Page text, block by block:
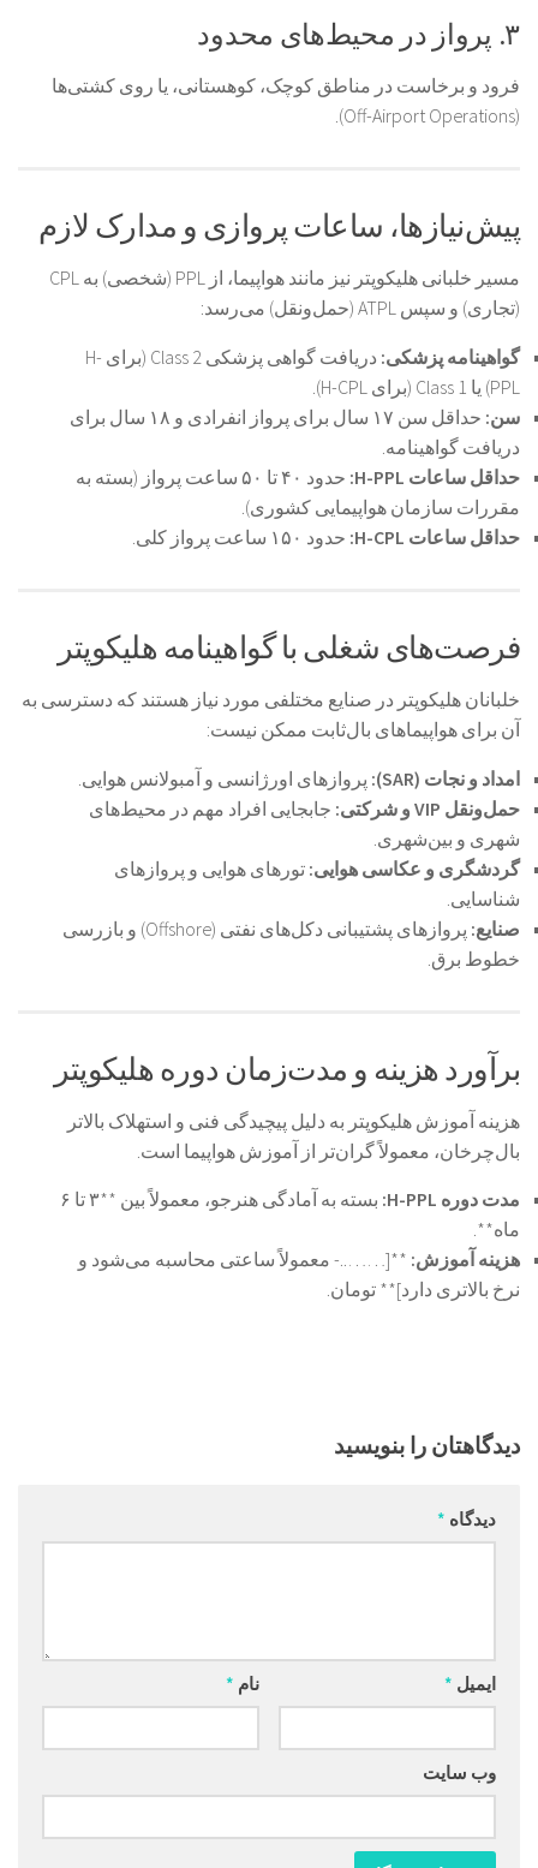
۳. پرواز در محیط‌های محدود
فرود و برخاست در مناطق کوچک، کوهستانی، یا روی کشتی‌ها
(Off-Airport Operations).
پیش‌نیازها، ساعات پروازی و مدارک لازم
مسیر خلبانی هلیکوپتر نیز مانند هواپیما، از PPL (شخصی) به CPL
(تجاری) و سپس ATPL (حمل‌ونقل) می‌رسد:
گواهینامه پزشکی:
دریافت گواهی پزشکی Class 2 (برای H-
PPL) یا Class 1 (برای H-CPL).
سن:
حداقل سن ۱۷ سال برای پرواز انفرادی و ۱۸ سال برای
دریافت گواهینامه.
حداقل ساعات H-PPL:
حدود ۴۰ تا ۵۰ ساعت پرواز (بسته به
مقررات سازمان هواپیمایی کشوری).
حداقل ساعات H-CPL:
حدود ۱۵۰ ساعت پرواز کلی.
فرصت‌های شغلی با گواهینامه هلیکوپتر
خلبانان هلیکوپتر در صنایع مختلفی مورد نیاز هستند که دسترسی به
آن برای هواپیماهای بال‌ثابت ممکن نیست:
امداد و نجات (SAR):
پروازهای اورژانسی و آمبولانس هوایی.
حمل‌ونقل VIP و شرکتی:
جابجایی افراد مهم در محیط‌های
شهری و بین‌شهری.
گردشگری و عکاسی هوایی: تورهای هوایی و پروازهای
شناسایی.
صنایع:
پروازهای پشتیبانی دکل‌های نفتی (Offshore) و بازرسی
خطوط برق.
برآورد هزینه و مدت‌زمان دوره هلیکوپتر
هزینه آموزش هلیکوپتر به دلیل پیچیدگی فنی و استهلاک بالاتر
بال‌چرخان، معمولاً گران‌تر از آموزش هواپیما است.
مدت دوره H-PPL:
بسته به آمادگی هنرجو، معمولاً بین **۳ تا ۶
ماه**.
هزینه آموزش: **[……..- معمولاً ساعتی محاسبه می‌شود و
نرخ بالاتری دارد]** تومان.
دیدگاهتان را بنویسید
دیدگاه *
نام * ایمیل *
وب‌ سایت